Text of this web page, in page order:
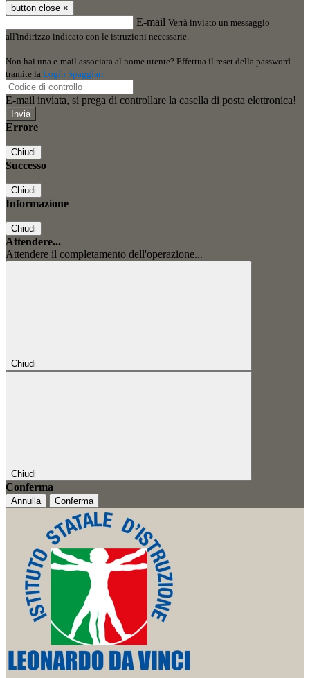
button close ×
E-mail Verrà inviato un messaggio
all'indirizzo indicato con le istruzioni necessarie.
Non hai una e-mail associata al nome utente? Effettua il reset della password
tramite la Login Spaggiari
E-mail inviata, si prega di controllare la casella di posta elettronica!
Errore
Chiudi
Successo
Chiudi
Informazione
Chiudi
Attendere...
Attendere il completamento dell'operazione...
Chiudi
Chiudi
Conferma
Annulla Conferma